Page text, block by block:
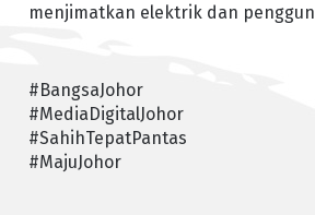
menjimatkan elektrik dan
#BangsaJohor
#MediaDigitalJohor
#SahihTepatPantas
#MajuJohor